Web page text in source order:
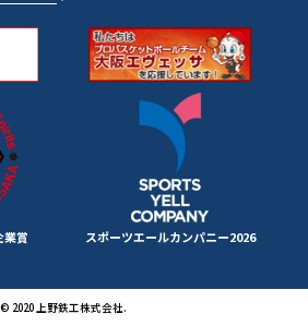
業賞 スポーツエールカンパニー2026
© 2020 上野鉄工株式会社.